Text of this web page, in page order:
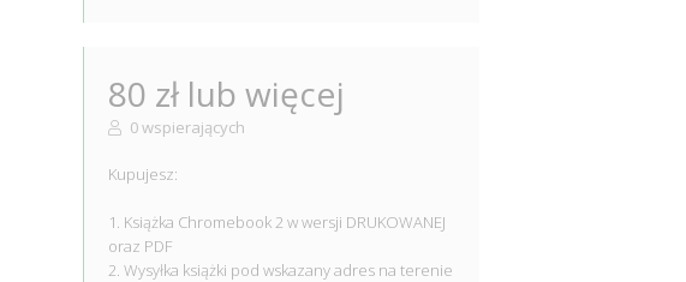
80 zł lub więcej
0 wspierających
Kupujesz:
1. Książka Chromebook 2 w wersji DRUKOWANEJ
oraz PDF
2. Wysyłka książki pod wskazany adres na terenie